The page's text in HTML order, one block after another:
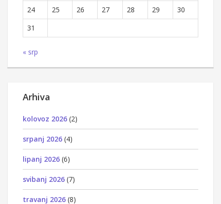
24
25 26 27 28 29
30
31
« srp
Arhiva
kolovoz 2026 (2)
srpanj 2026 (4)
lipanj 2026 (6)
svibanj 2026 (7)
travanj 2026 (8)